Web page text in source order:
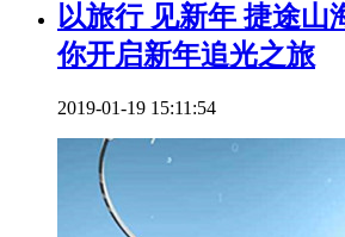
以旅行 见新年 捷途山
你开启新年追光之旅
2019-01-19 15:11:54